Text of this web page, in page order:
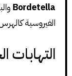
Bordetella
الفيروسية
التهابات